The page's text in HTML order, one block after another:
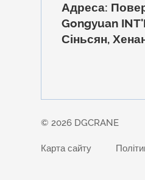
Адреса:
Gongyuan
Сіньсян,
© 2026 DGCRANE
Карта сайту